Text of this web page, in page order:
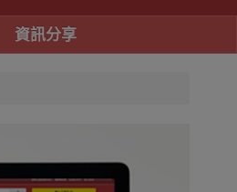
資訊分享